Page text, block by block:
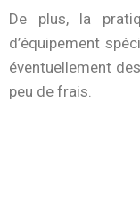
De plus, la
d’équipement
éventuellement
peu de frais.